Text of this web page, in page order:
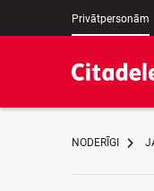
Privātpersonām
NODERĪGI